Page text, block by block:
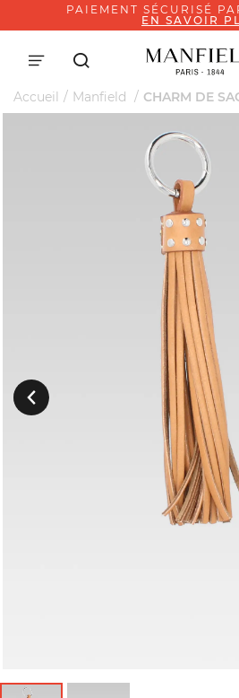
PAIEMENT SÉCURISÉ
EN SAVOIR
Accueil Manfield CHARM DE
Précedent